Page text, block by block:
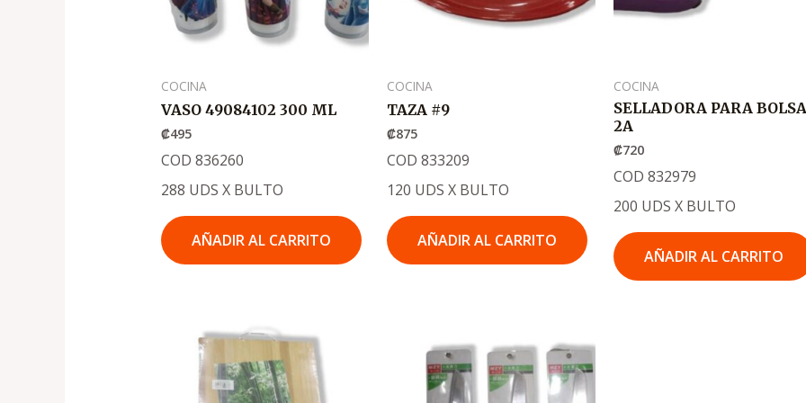
COCINA
VASO 49084102 300 ML
₡495
COD 836260
288 UDS X BULTO
AÑADIR AL CARRITO
COCINA
TAZA #9
₡875
COD 833209
120 UDS X BULTO
AÑADIR AL CARRITO
COCINA
SELLADORA PARA BOLSA
2A
₡720
COD 832979
200 UDS X BULTO
AÑADIR AL CARRITO